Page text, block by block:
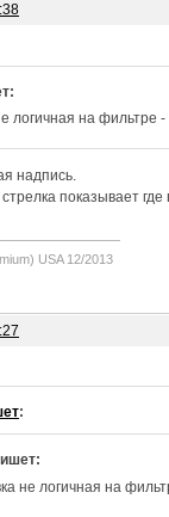
логичная на фильтре
надпись.
показывает
USA 12/2013
:
не логичная на